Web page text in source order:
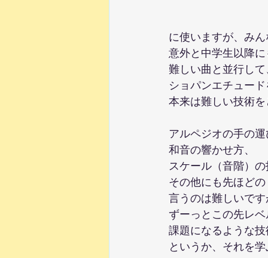
に使いますが、みん
意外と中学生以降に
難しい曲と並行し
ショパンエチュー
本来は難しい技術
アルペジオの手の運
和音の響かせ方、
スケール（音階）の
その他にも先ほど
言うのは難しいです
ずーっとこの先レベ
課題になるような技
というか、それを